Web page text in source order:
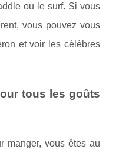
ou le surf. Si vous
vous pouvez vous
et voir les célèbres
tous les goûts
manger, vous êtes au